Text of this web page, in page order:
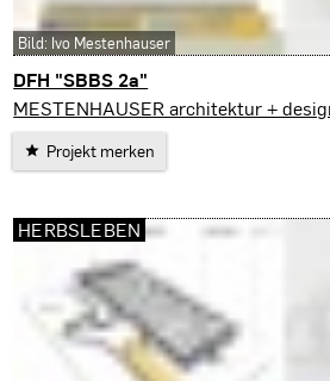
DFH "SBBS 2a"
Erfurt
MESTENHAUSER architektur +
Projekt merken
Bild: Ivo Mestenhauser
HERBSLEBEN